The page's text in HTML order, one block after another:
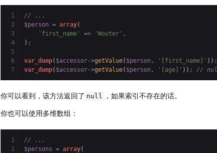
1
2
3
4
5
6
// ...
$person = array(
'first_name'
=> 'Wouter' ,
) ;
var_dump( $accessor->getValue( $person , '[first_name]' ) ) ;
var_dump( $accessor->getValue( $person , '[age]' ) ) ; //
你可以看到，该方法返回了 null ，如果索引不存在的话。
你也可以使用多维数组：
1
2
// ...
$persons = array(